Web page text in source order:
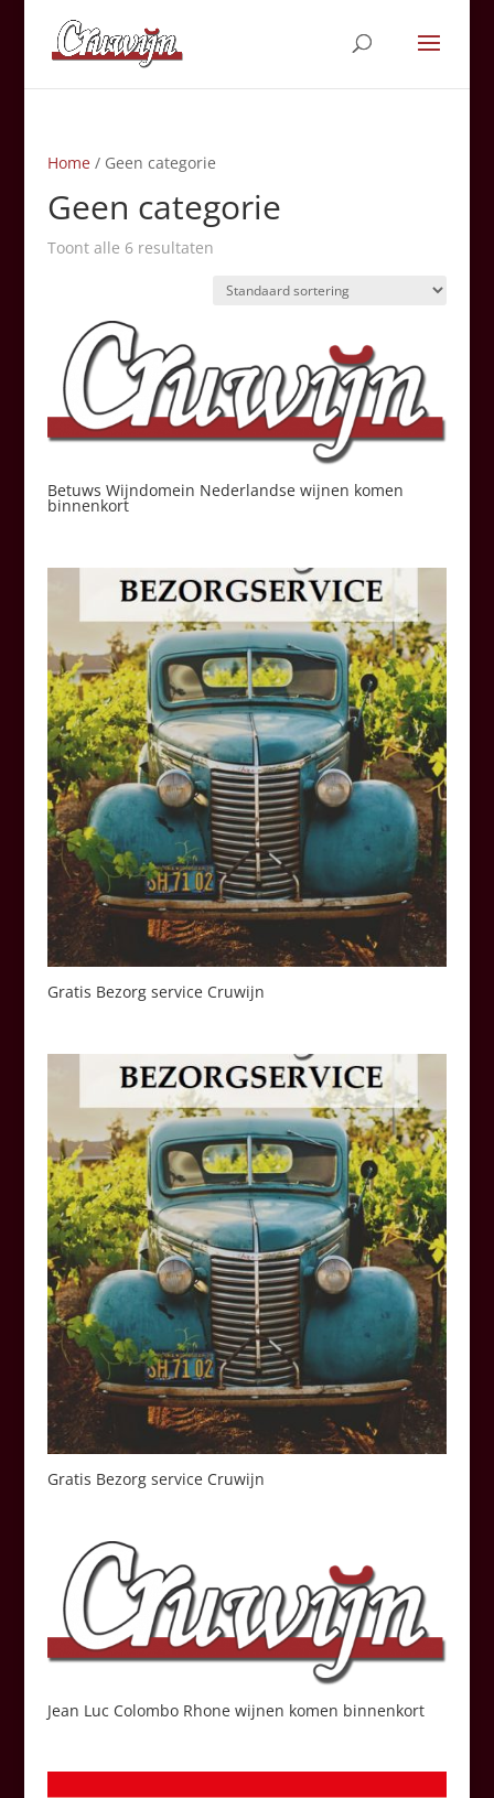
Home/ Geen categorie
Geen categorie
Toont alle 6 resultaten
Betuws Wijndomein Nederlandse wijnen komen
binnenkort
Gratis Bezorg service Cruwijn
Gratis Bezorg service Cruwijn
Jean Luc Colombo Rhone wijnen komen binnenkort